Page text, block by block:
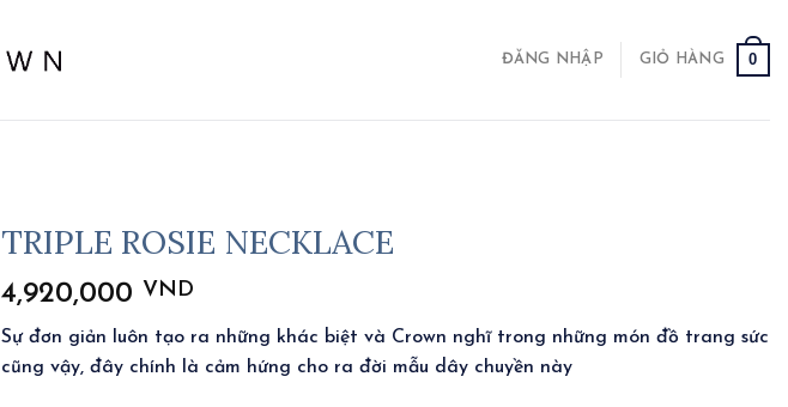
ĐĂNG NHẬP GIỎ HÀNG 0
TRIPLE ROSIE NECKLACE
4,920,000 VND
Sự đơn giản luôn tạo ra những khác biệt và Crown nghĩ trong những món đồ trang sức
cũng vậy, đây chính là cảm hứng cho ra đời mẫu dây chuyền này